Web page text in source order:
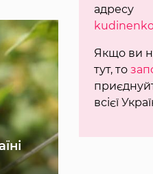
адресу
Якщо ви
тут, то
всієї